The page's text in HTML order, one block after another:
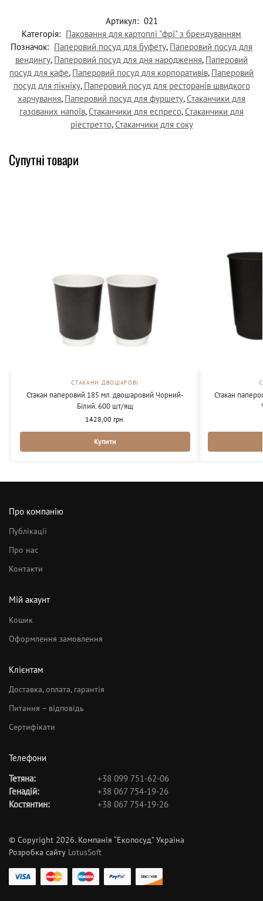
Артикул: 021
Категорія: Паковання для картоплі "фрі" з брендуванням
Позначок: Паперовий посуд для буфету, Паперовий посуд для
вендингу, Паперовий посуд для дня народження, Паперовий
посуд для кафе, Паперовий посуд для корпоративів, Паперовий
посуд для пікніку, Паперовий посуд для ресторанів швидкого
харчування, Паперовий посуд для фуршету,Стаканчики для
газованих напоїв,Стаканчики для еспресо,Стаканчики для
ріестретто,Стаканчики для соку
Супутні товари
СТАКАНИ ДВОШАРОВІ
Стакан паперовий 185 мл. двошаровий Чорний-
Білий. 600 шт/ящ
1428,00 грн.
Купити
Стакан
Про компанію
Публікації
Про нас
Контакти
Мій акаунт
Кошик
Оформлення замовлення
Клієнтам
Доставка, оплата, гарантія
Питання – відповідь
Сертифікати
Телефони
Тетяна:
+38 099 751-62-06
Генадій:
+38 067 754-19-26
Костянтин:
+38 067 754-19-26
© Copyright 2026. Компанія “Екопосуд” Україна
Розробка сайту LotusSoft